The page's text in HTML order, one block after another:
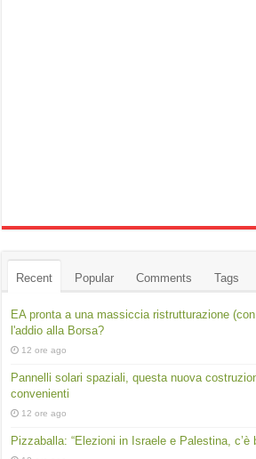
Recent Popular Comments Tags
EA pronta a una massiccia ristrutturazione
l'addio alla Borsa?
12 ore ago
Pannelli solari spaziali, questa nuova
convenienti
12 ore ago
Pizzaballa: “Elezioni in Israele e Palestina, c’è